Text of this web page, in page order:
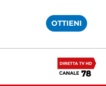
OTTIENI